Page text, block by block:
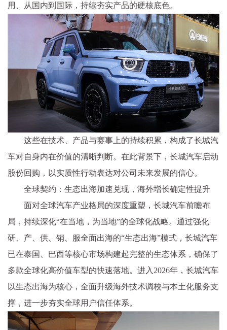
用、从国内到国际，持续夯实产品的硬核底色。
这些在技术、产品与赛事上的持续积累，构成了长城汽
车对自身内在价值的清晰判断。在此背景下，长城汽车启动
股份回购，以实质性行动表达对公司未来发展的信心。
全球契约：生态出海加速兑现，海外增长确定性提升
面对全球汽车产业格局的深度重塑，长城汽车前瞻布
局，持续深化“在当地，为当地”的全球化战略。通过强化
研、产、供、销、服全面出海的“生态出海”模式，长城汽车
已在泰国、巴西等核心市场构建起完整的生态体系，确保了
多款全球化高价值车型的快速落地。进入2026年，长城汽车
以生态出海为核心，全面升级海外技术调校与本土化服务支
撑，进一步夯实全球用户信任体系。